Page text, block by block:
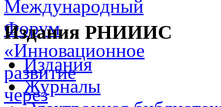
Издания РНИИИС
Издания
Журналы